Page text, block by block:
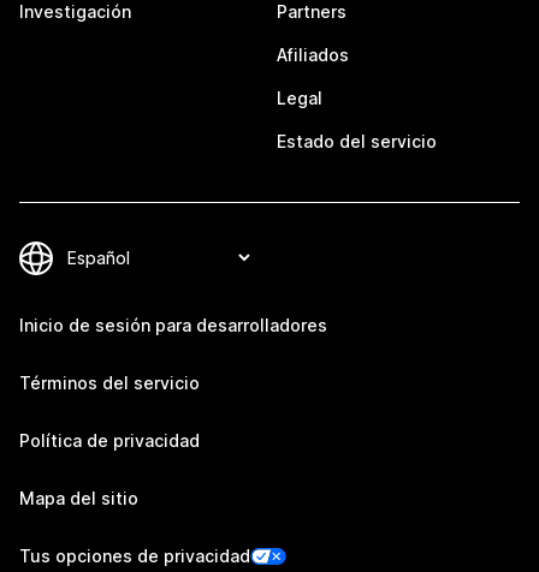
Investigación Partners
Afiliados
Legal
Estado del servicio
Inicio de sesión para desarrolladores
Términos del servicio
Política de privacidad
Mapa del sitio
Tus opciones de privacidad